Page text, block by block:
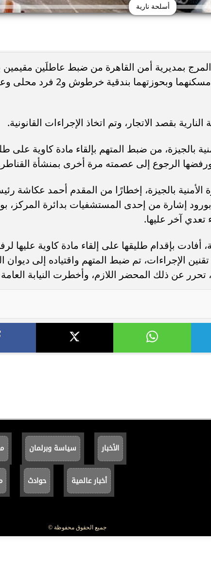
أسلحة نارية
بمديرية أمن القاهرة من ضبط عاطلَين مقيمين
القسم، حال تواجدهما بالقرب من مسكنهما وبحوزتهما
بقصد الاتجار، وتم اتخاذ الإجراءات القانونية.
بالجيزة، من ضبط المتهم بإلقاء مادة كاوية على
الرجوع إلى عصمته مرة أخرى بمنشأة
الأمنية بالجيزة، إخطارًا من المقدم أحمد عكاشة
إشارة من إحدى المستشفيات بدائرة المركز،
آخر عليها.
أفادت بإقدام طليقها على إلقاء مادة كاوية عليها
الإجراءات، تم ضبط المتهم واقتياده إلى ديوان
تحرر عن ذلك المحضر اللازم، وأخطرت النيابة
الأخبار سياسة وبرلمان
أخبار عالمية حوادث
جميع الحقوق محفوظة ©